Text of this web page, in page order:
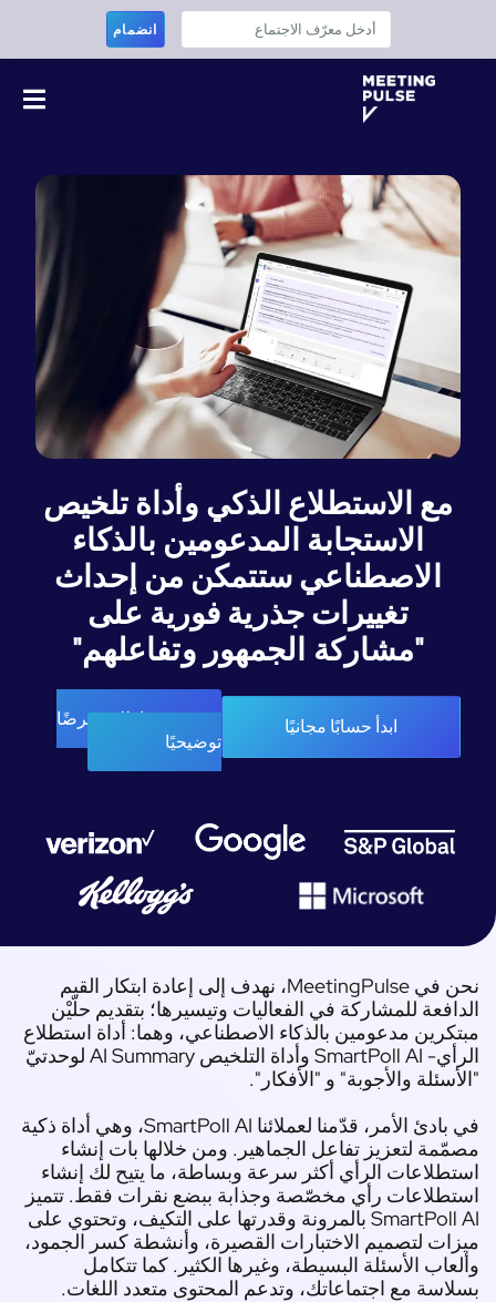
انضمام
مع الاستطلاع الذكي وأداة تلخيص
الاستجابة المدعومين بالذكاء
الاصطناعي ستتمكن من إحداث
تغييرات جذرية فورية على
"مشاركة الجمهور وتفاعلهم"
ابدأ حسابًا مجانيًا
اطلب عرضًا
توضيحيًا
نحن في MeetingPulse، نهدف إلى إعادة ابتكار القيم
للمشاركة في الفعاليات وتيسيرها؛ بتقديم حلّيْن
مدعومين بالذكاء الاصطناعي، وهما: أداة استطلاع
الرأي- SmartPoll AI وأداة التلخيص AI Summary لوحدتيّ
والأجوبة" و "الأفكار".
في بادئ الأمر، قدّمنا لعملائنا SmartPoll AI، وهي أداة ذكية
لتعزيز تفاعل الجماهير. ومن خلالها بات إنشاء
الرأي أكثر سرعة وبساطة، ما يتيح لك إنشاء
رأي مخصّصة وجذابة ببضع نقرات فقط. تتميز
SmartPoll AI بالمرونة وقدرتها على التكيف، وتحتوي على
لتصميم الاختبارات القصيرة، وأنشطة كسر الجمود،
الأسئلة البسيطة، وغيرها الكثير. كما تتكامل
مع اجتماعاتك، وتدعم المحتوى متعدد اللغات.